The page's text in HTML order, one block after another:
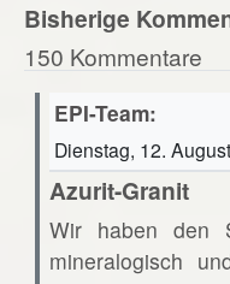
Bisherige
150 Kommentare
EPI-Team:
Dienstag, 12.
Azurit-Granit
Wir haben den
mineralogisch